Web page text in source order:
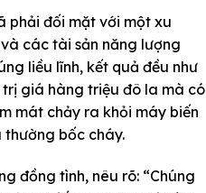
phải đối mặt với một xu
các tài sản năng lượng
liều lĩnh, kết quả đều như
giá hàng triệu đô la mà có
mát chảy ra khỏi máy biến
thường bốc cháy.
đồng tình, nêu rõ: “Chúng